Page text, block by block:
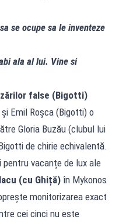
se ocupe sa le inventeze
ala al lui. Vine si
false (Bigotti)
Emil Roșca (Bigotti) o
Gloria Buzău (clubul lui
de chirie echivalentă.
vacanțe de lux ale
(cu Ghiță) în Mykonos
monitorizarea exact
cei cinci nu este